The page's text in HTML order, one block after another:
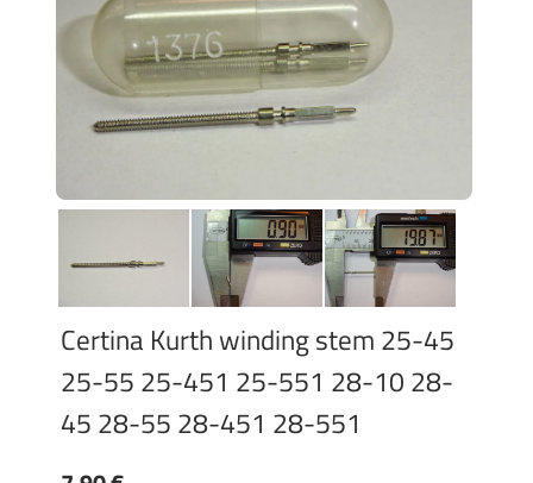
Certina Kurth winding stem 25-45
25-55 25-451 25-551 28-10 28-
45 28-55 28-451 28-551